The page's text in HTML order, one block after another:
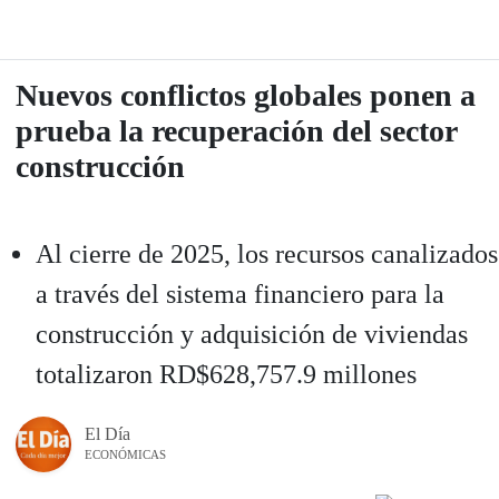
Nuevos conflictos globales ponen a
prueba la recuperación del sector
construcción
Al cierre de 2025, los recursos canalizados
a través del sistema financiero para la
construcción y adquisición de viviendas
totalizaron RD$628,757.9 millones
El Día
ECONÓMICAS